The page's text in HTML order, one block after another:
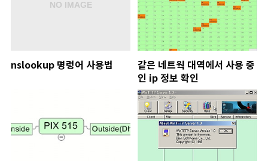
nslookup 명렁어 사용법
같은 네트웍 대역에서 사용 중
인 ip 정보 확인